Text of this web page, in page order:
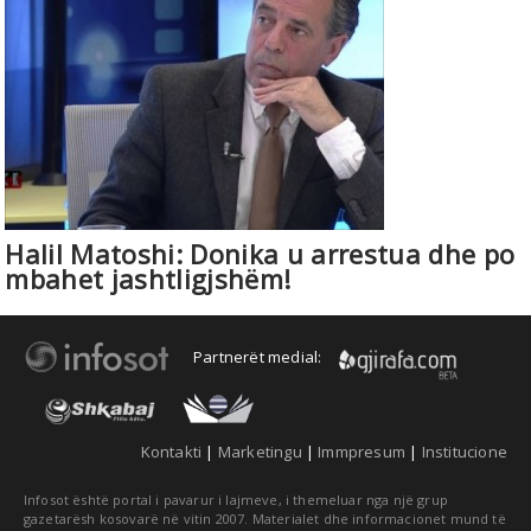
Halil Matoshi: Donika u arrestua dhe po
mbahet jashtligjshëm!
Partnerët medial:
Kontakti | Marketingu | Immpresum | Institucione
Infosot është portal i pavarur i lajmeve, i themeluar nga një grup
gazetarësh kosovarë në vitin 2007. Materialet dhe informacionet mund të